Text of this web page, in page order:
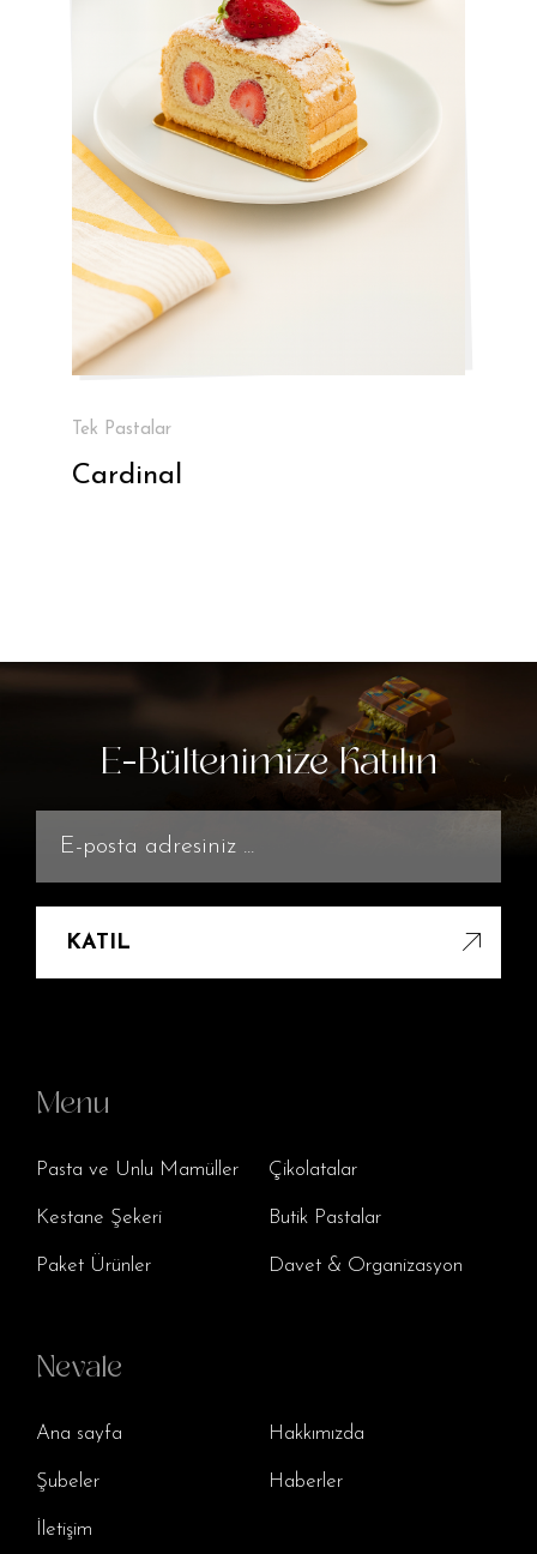
Tek Pastalar
Cardinal
E-Bültenimize Katılın
KATIL
Menu
Pasta ve Unlu Mamüller Çikolatalar
Kestane Şekeri Butik Pastalar
Paket Ürünler Davet & Organizasyon
Nevale
Ana sayfa Hakkımızda
Şubeler Haberler
İletişim